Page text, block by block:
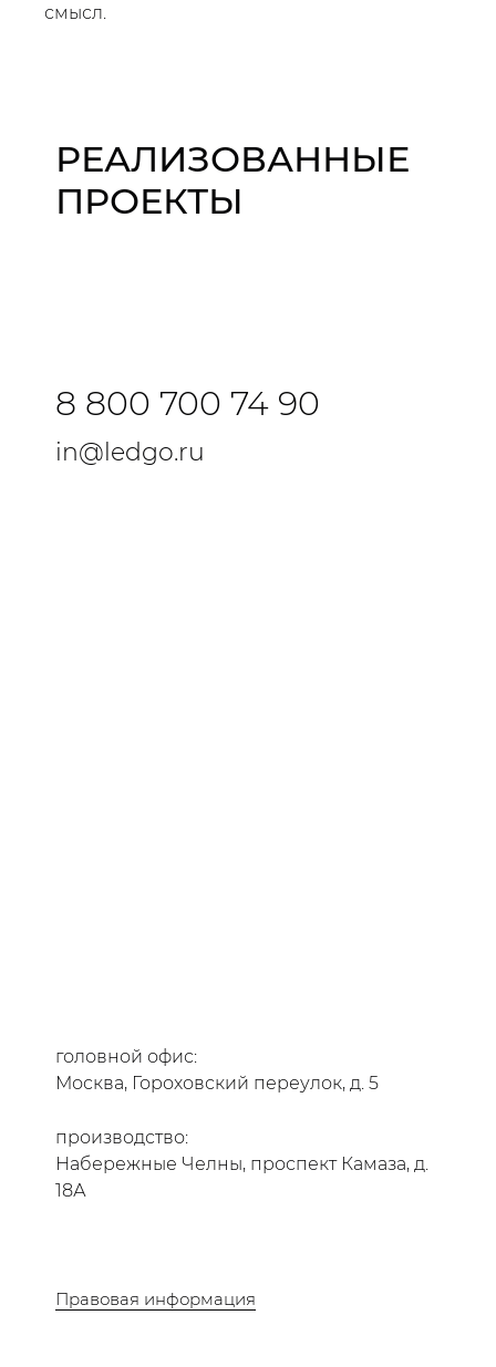
смысл.
РЕАЛИЗОВАННЫЕ
ПРОЕКТЫ
8 800 700 74 90
in@ledgo.ru
головной офис:
Москва, Гороховский переулок, д. 5
производство:
Набережные Челны, проспект Камаза, д.
18А
Правовая информация